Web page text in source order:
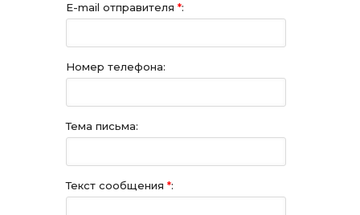
E-mail отправителя *:
Номер телефона:
Тема письма:
Текст сообщения *: